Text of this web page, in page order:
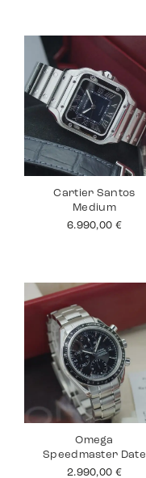
Cartier Santos
Medium
6.990,00 €
Omega
Speedmaster Date
2.990,00 €